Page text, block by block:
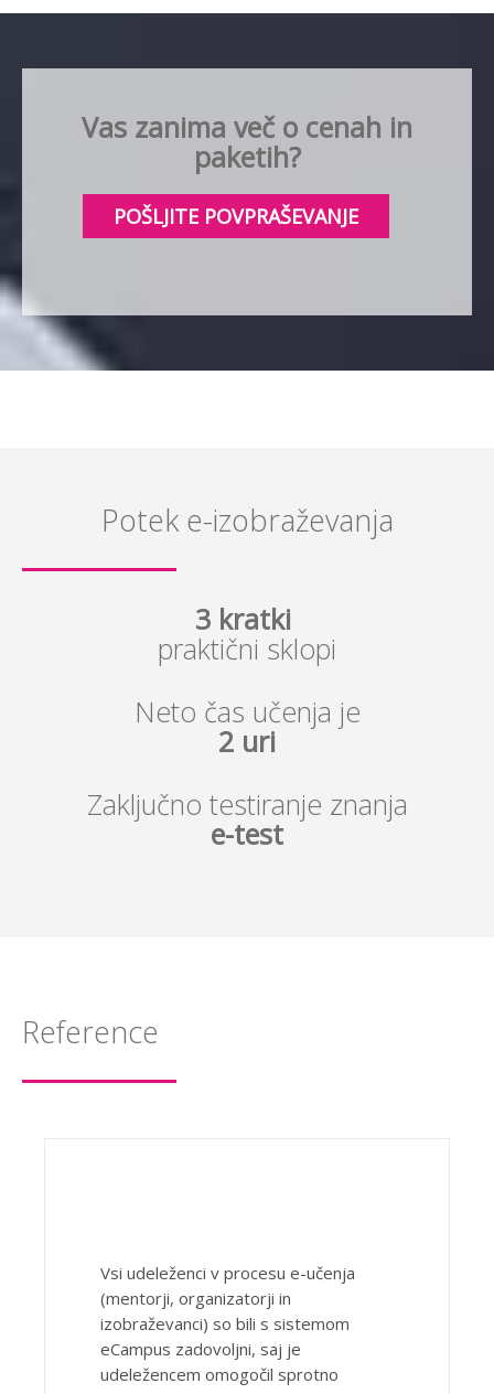
Vas zanima več o cenah in
paketih?
POŠLJITE POVPRAŠEVANJE
Potek e-izobraževanja
3 kratki
praktični sklopi
Neto čas učenja je
2 uri
Zaključno testiranje znanja
e-test
Reference
Vsi udeleženci v procesu e-učenja
(mentorji, organizatorji in
izobraževanci) so bili s sistemom
eCampus zadovoljni, saj je
udeležencem omogočil sprotno